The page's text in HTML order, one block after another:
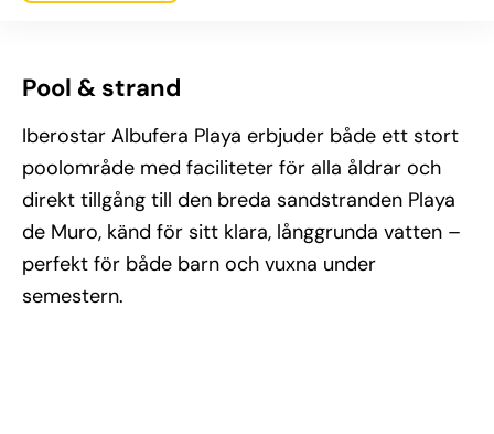
Pool & strand
Iberostar Albufera Playa erbjuder både ett stort
poolområde med faciliteter för alla åldrar och
direkt tillgång till den breda sandstranden Playa
de Muro, känd för sitt klara, långgrunda vatten –
perfekt för både barn och vuxna under
semestern.